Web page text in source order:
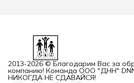
2013-2026 © Благодарим Вас за
компанию! Команда ООО "ДНН"
НИКОГДА НЕ СДАВАЙСЯ!